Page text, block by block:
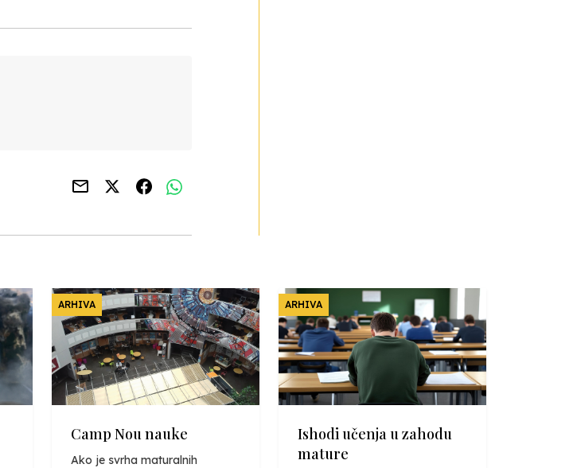
ARHIVA
Camp Nou nauke
Ako je svrha maturalnih
ARHIVA
Ishodi učenja u zahodu
mature